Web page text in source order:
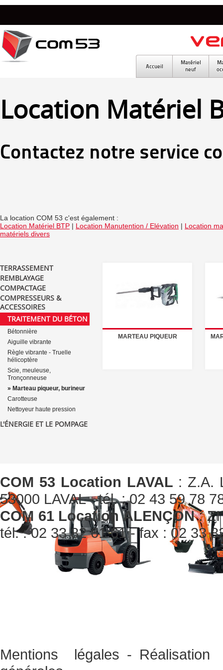
Location Matériel
Contactez notre service
La location COM 53 c'est également :
Location Matériel BTP | Location Manutention / Elévation | Location
matériels divers
TERRASSEMENT
REMBLAYAGE
COMPACTAGE
COMPRESSEURS &
ACCESSOIRES
TRAITEMENT DU BÉTON
Bétonnière
Aiguille vibrante
Règle vibrante - Truelle
hélicoptère
Scie, meuleuse,
Tronçonneuse
» Marteau piqueur, burineur
Carotteuse
Nettoyeur haute pression
L'ÉNERGIE ET LE POMPAGE
MARTEAU PIQUEUR
COM 53 Location LAVAL : Z.A.
53000 LAVAL - tél. : 02 43 59 78
COM 61 Location ALENÇON: ZI
tél. : 02 33 82 61 61 - fax : 02 33
Mentions légales -
Accueil
Matériel
neuf